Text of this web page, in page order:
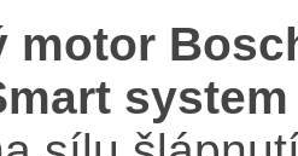
motor
system